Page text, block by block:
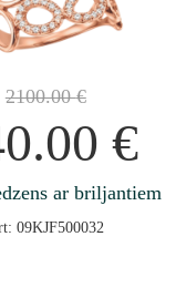
2100.00€
€
ar briljantiem
09KJF500032